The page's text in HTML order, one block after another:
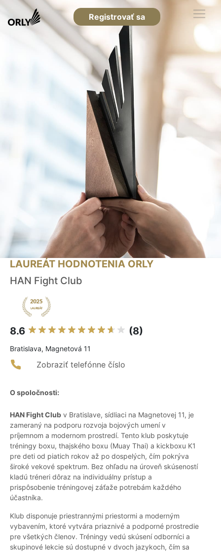
Registrovať sa
LAUREÁT HODNOTENIA ORLY
HAN Fight Club
8.6 (8)
Bratislava, Magnetová 11
Zobraziť telefónne číslo
O spoločnosti:
HAN Fight Club v Bratislave, sídliaci na Magnetovej 11, je
zameraný na podporu rozvoja bojových umení v
príjemnom a modernom prostredí. Tento klub poskytuje
tréningy boxu, thajského boxu (Muay Thai) a kickboxu K1
pre deti od piatich rokov až po dospelých, čím pokrýva
široké vekové spektrum. Bez ohľadu na úroveň skúseností
kladú tréneri dôraz na individuálny prístup a
prispôsobenie tréningovej záťaže potrebám každého
účastníka.
Klub disponuje priestrannými priestormi a moderným
vybavením, ktoré vytvára priaznivé a podporné prostredie
pre všetkých členov. Tréningy vedú skúsení odborníci a
skupinové lekcie sú dostupné v dvoch jazykoch, čím sa